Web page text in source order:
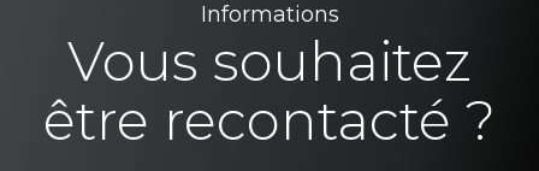
Informations
Vous souhaitez
être recontacté ?